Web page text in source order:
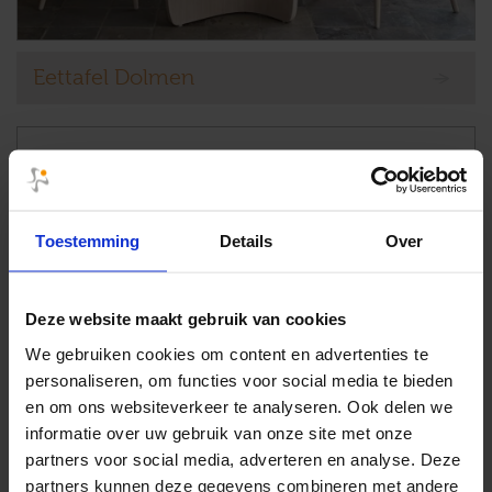
Toestemming Details Over
Deze website maakt gebruik van cookies
We gebruiken cookies om content en advertenties te
personaliseren, om functies voor social media te bieden
en om ons websiteverkeer te analyseren. Ook delen we
informatie over uw gebruik van onze site met onze
partners voor social media, adverteren en analyse. Deze
partners kunnen deze gegevens combineren met andere
Eettafel Dolmen